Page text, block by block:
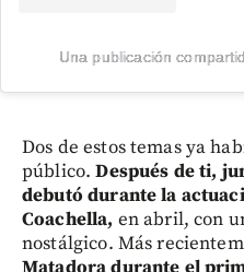
Una publicación
Dos de estos temas ya
público. Después de ti,
debutó durante la
Coachella, en abril, con
nostálgico. Más